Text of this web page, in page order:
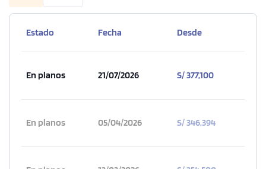
Estado Fecha Desde
En planos 21/07/2026 S/ 377,100
En planos 05/04/2026 S/ 346,394